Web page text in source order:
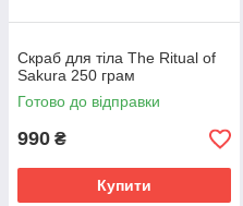
Скраб для тіла The Ritual of
Sakura 250 грам
Готово до відправки
990 ₴
Купити